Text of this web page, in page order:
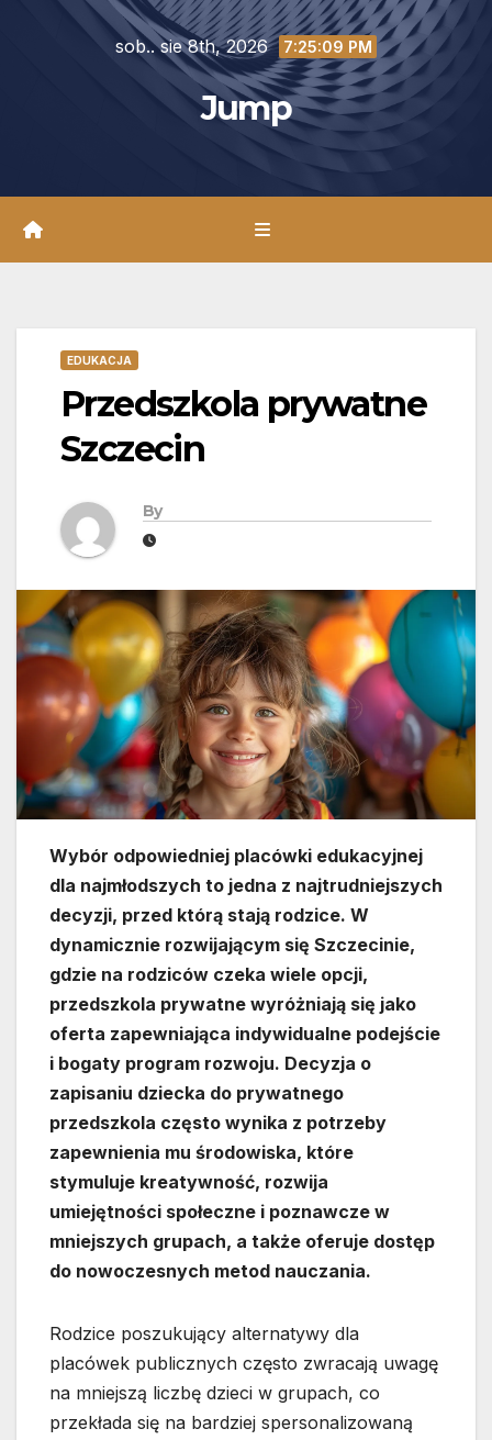
sob.. sie 8th, 2026 7:25:10 PM
Jump
EDUKACJA
Przedszkola prywatne
Szczecin
By
Wybór odpowiedniej placówki edukacyjnej
dla najmłodszych to jedna z najtrudniejszych
decyzji, przed którą stają rodzice. W
dynamicznie rozwijającym się Szczecinie,
gdzie na rodziców czeka wiele opcji,
przedszkola prywatne wyróżniają się jako
oferta zapewniająca indywidualne podejście
i bogaty program rozwoju. Decyzja o
zapisaniu dziecka do prywatnego
przedszkola często wynika z potrzeby
zapewnienia mu środowiska, które
stymuluje kreatywność, rozwija
umiejętności społeczne i poznawcze w
mniejszych grupach, a także oferuje dostęp
do nowoczesnych metod nauczania.
Rodzice poszukujący alternatywy dla
placówek publicznych często zwracają uwagę
na mniejszą liczbę dzieci w grupach, co
przekłada się na bardziej spersonalizowaną